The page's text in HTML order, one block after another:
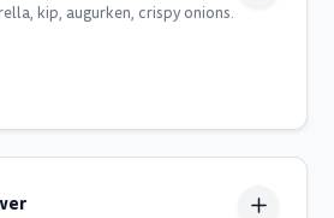
kip, augurken, crispy onions.